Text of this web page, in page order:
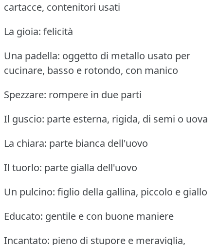
cartacce, contenitori usati
La gioia: felicità
Una padella: oggetto di metallo usato per
cucinare, basso e rotondo, con manico
Spezzare: rompere in due parti
Il guscio: parte esterna, rigida, di semi o uova
La chiara: parte bianca dell'uovo
Il tuorlo: parte gialla dell'uovo
Un pulcino: figlio della gallina, piccolo e giallo
Educato: gentile e con buone maniere
Incantato: pieno di stupore e meraviglia,